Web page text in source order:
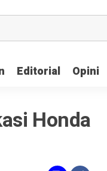
Editorial Opini
Editorial Opini
Honda